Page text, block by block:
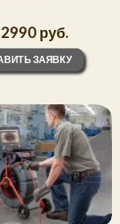
руб.
ЗАЯВКУ